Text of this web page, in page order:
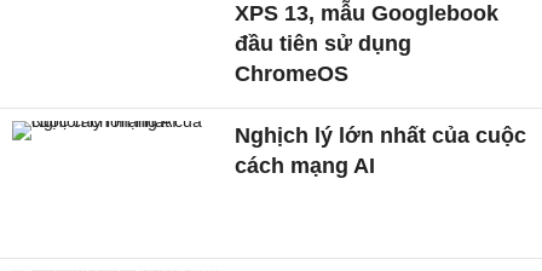
XPS 13, mẫu Googlebook
đầu tiên sử dụng
ChromeOS
Nghịch lý lớn nhất của cuộc
cách mạng AI